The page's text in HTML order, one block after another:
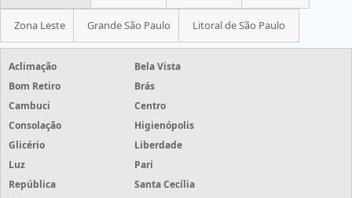
Zona Leste Grande São Paulo Litoral de São Paulo
Aclimação
Bela Vista
Bom Retiro
Brás
Cambuci
Centro
Consolação
Higienópolis
Glicério
Liberdade
Luz
Pari
República
Santa Cecília